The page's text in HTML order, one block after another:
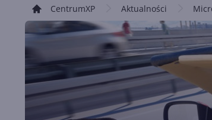
CentrumXP Aktualności